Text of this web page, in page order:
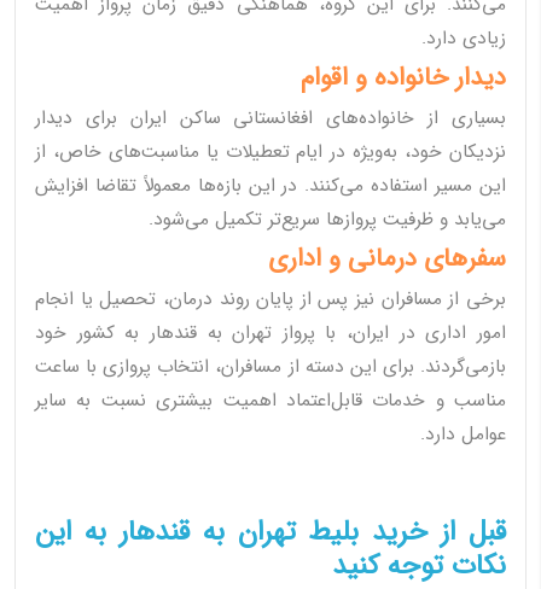
زیادی دارد.
دیدار خانواده و اقوام
بسیاری از خانواده‌های افغانستانی ساکن ایران برای دیدار
نزدیکان خود، به‌ویژه در ایام تعطیلات یا مناسبت‌های خاص، از
این مسیر استفاده می‌کنند. در این بازه‌ها معمولاً تقاضا افزایش
می‌یابد و ظرفیت پروازها سریع‌تر تکمیل می‌شود.
سفرهای درمانی و اداری
برخی از مسافران نیز پس از پایان روند درمان، تحصیل یا انجام
امور اداری در ایران، با پرواز تهران به قندهار به کشور خود
بازمی‌گردند. برای این دسته از مسافران، انتخاب پروازی با ساعت
مناسب و خدمات قابل‌اعتماد اهمیت بیشتری نسبت به سایر
عوامل دارد.
قبل از خرید بلیط تهران به قندهار به این
نکات توجه کنید